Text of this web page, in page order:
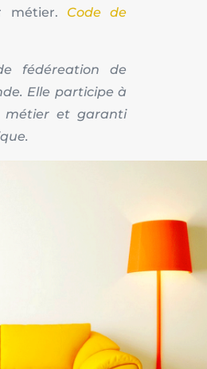
métier. Code de
fédéreation de
Elle participe à
métier et garanti